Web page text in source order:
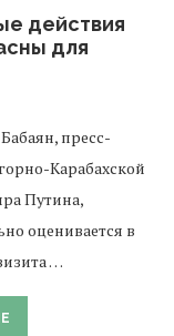
действия
для
пресс-
Карабахской
Путина,
оценивается в
…